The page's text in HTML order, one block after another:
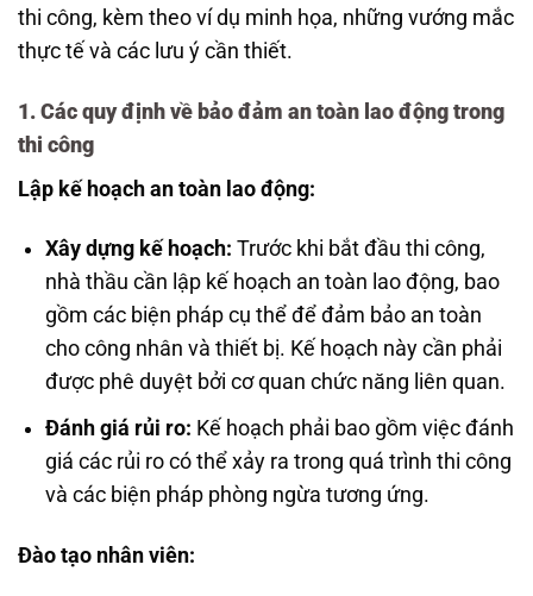
thi công, kèm theo ví dụ minh họa, những vướng mắc
thực tế và các lưu ý cần thiết.
1. Các quy định về bảo đảm an toàn lao động trong
thi công
Lập kế hoạch an toàn lao động:
Xây dựng kế hoạch: Trước khi bắt đầu thi công,
nhà thầu cần lập kế hoạch an toàn lao động, bao
gồm các biện pháp cụ thể để đảm bảo an toàn
cho công nhân và thiết bị. Kế hoạch này cần phải
được phê duyệt bởi cơ quan chức năng liên quan.
Đánh giá rủi ro: Kế hoạch phải bao gồm việc đánh
giá các rủi ro có thể xảy ra trong quá trình thi công
và các biện pháp phòng ngừa tương ứng.
Đào tạo nhân viên: